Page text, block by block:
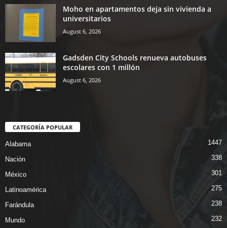
Moho en apartamentos deja sin vivienda a
universitarios
August 6, 2026
Gadsden City Schools renueva autobuses
escolares con 1 millón
August 6, 2026
CATEGORÍA POPULAR
Alabama 1447
Nación 338
México 301
Latinoamérica 275
Farándula 238
Mundo 232